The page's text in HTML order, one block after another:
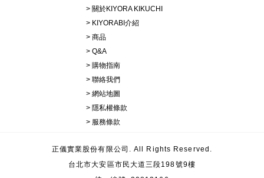
關於KIYORA KIKUCHI
KIYORABI介紹
商品
Q&A
購物指南
聯絡我們
網站地圖
隱私權條款
服務條款
正儀實業股份有限公司. All Rights Reserved.
台北市大安區市民大道三段198號9樓